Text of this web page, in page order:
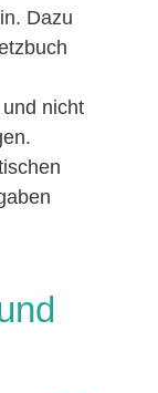
Dazu
nicht